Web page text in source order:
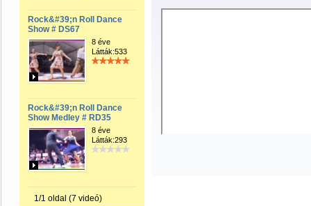
Rock&#39;n Roll Dance
Show # DS67
8 éve
Látták:533
Rock&#39;n Roll Dance
Show Medley # RD35
8 éve
Látták:293
1/1 oldal (7 videó)